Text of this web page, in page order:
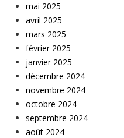
mai 2025
avril 2025
mars 2025
février 2025
janvier 2025
décembre 2024
novembre 2024
octobre 2024
septembre 2024
août 2024